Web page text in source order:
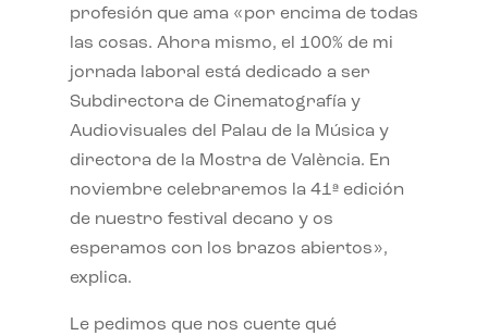
profesión que ama «por encima de todas
las cosas. Ahora mismo, el 100% de mi
jornada laboral está dedicado a ser
Subdirectora de Cinematografía y
Audiovisuales del Palau de la Música y
directora de la Mostra de València. En
noviembre celebraremos la 41ª edición
de nuestro festival decano y os
esperamos con los brazos abiertos»,
explica.
Le pedimos que nos cuente qué